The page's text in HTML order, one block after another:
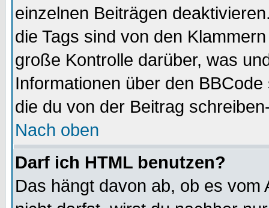
einzelnen Beiträgen
die Tags sind von den
große Kontrolle darüber, was
Informationen über den
die du von der Beitrag
Nach oben
Darf ich HTML benutzen?
Das hängt davon ab, ob es